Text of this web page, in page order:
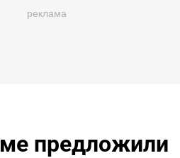
предложили